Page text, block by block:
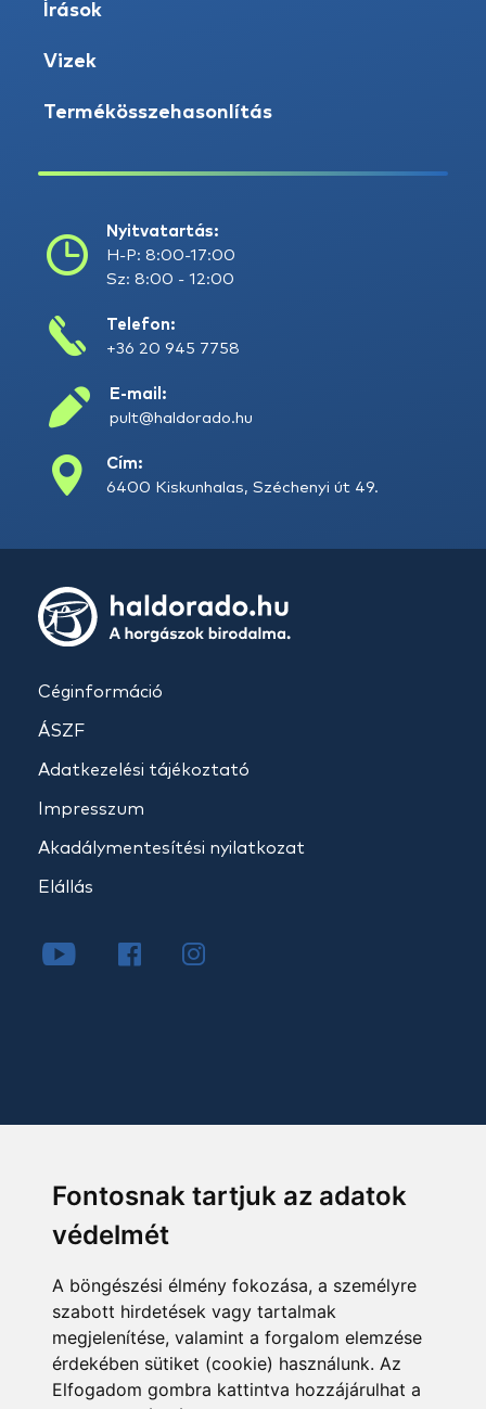
Fontosnak tartjuk az adatok
védelmét
A böngészési élmény fokozása, a személyre
szabott hirdetések vagy tartalmak
megjelenítése, valamint a forgalom elemzése
érdekében sütiket (cookie) használunk. Az
Elfogadom gombra kattintva hozzájárulhat a
Írások
Vizek
Termékösszehasonlítás
Nyitvatartás:
H-P: 8:00-17:00
Sz: 8:00 - 12:00
Telefon:
+36 20 945 7758
E-mail:
pult@haldorado.hu
Cím:
6400 Kiskunhalas, Széchenyi út 49.
Céginformáció
ÁSZF
Adatkezelési tájékoztató
Impresszum
Akadálymentesítési nyilatkozat
Elállás